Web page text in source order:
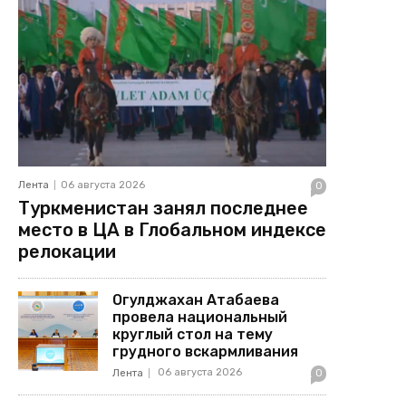
Лента 06 августа 2026 0
Туркменистан занял последнее
место в ЦА в Глобальном индексе
релокации
Огулджахан Атабаева
провела национальный
круглый стол на тему
грудного вскармливания
Лента 06 августа 2026 0